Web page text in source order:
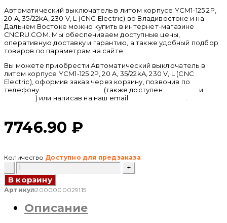
Автоматический выключатель в литом корпусе YCM1-125 2P,
20 A, 35/22kA, 230 V, L (CNC Electric) во Владивостоке и на
Дальнем Востоке можно купить в интернет-магазине
CNCRU.COM. Мы обеспечиваем доступные цены,
оперативную доставку и гарантию, а также удобный подбор
товаров по параметрам на сайте.
Вы можете приобрести Автоматический выключатель в
литом корпусе YCM1-125 2P, 20 A, 35/22kA, 230 V, L (CNC
Electric), оформив заказ через корзину, позвонив по
телефону
(также доступен
и
) или написав на наш email
7746.90 ₽
Количество Доступно для предзаказа
Количество
товара
Автоматический
выключатель
литом
корпусе
В корзину
Артикул2000000029115
Описание